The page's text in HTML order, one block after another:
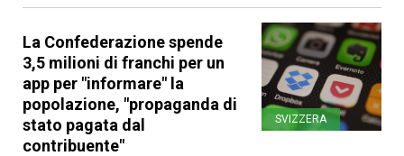
La Confederazione spende
3,5 milioni di franchi per un
app per "informare" la
popolazione, "propaganda di
stato pagata dal
contribuente"
SVIZZERA